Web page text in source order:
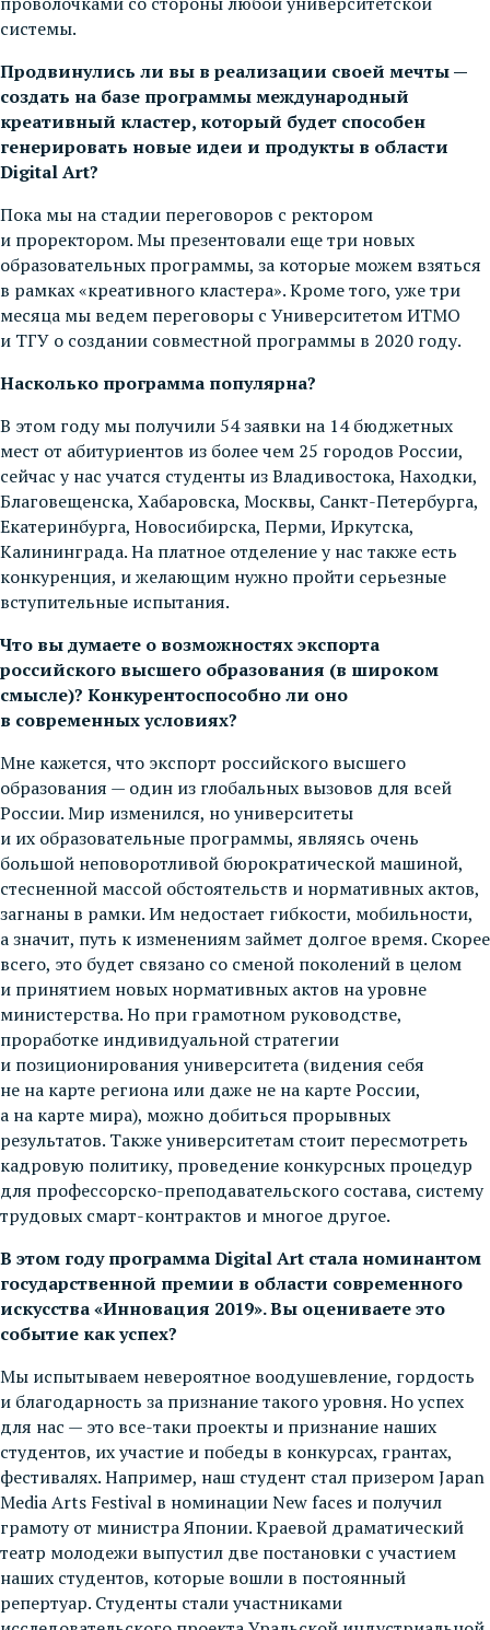
системы.
Продвинулись ли вы в реализации своей мечты —
создать на базе программы международный
креативный кластер, который будет способен
генерировать новые идеи и продукты в области
Digital Art?
Пока мы на стадии переговоров с ректором
и проректором. Мы презентовали еще три новых
образовательных программы, за которые можем взяться
в рамках «креативного кластера». Кроме того, уже три
месяца мы ведем переговоры с Университетом ИТМО
и ТГУ о создании совместной программы в 2020 году.
Насколько программа популярна?
В этом году мы получили 54 заявки на 14 бюджетных
мест от абитуриентов из более чем 25 городов России,
сейчас у нас учатся студенты из Владивостока, Находки,
Благовещенска, Хабаровска, Москвы, Санкт-Петербурга,
Екатеринбурга, Новосибирска, Перми, Иркутска,
Калининграда. На платное отделение у нас также есть
конкуренция, и желающим нужно пройти серьезные
вступительные испытания.
Что вы думаете о возможностях экспорта
российского высшего образования (в широком
смысле)? Конкурентоспособно ли оно
в современных условиях?
Мне кажется, что экспорт российского высшего
образования — один из глобальных вызовов для всей
России. Мир изменился, но университеты
и их образовательные программы, являясь очень
большой неповоротливой бюрократической машиной,
стесненной массой обстоятельств и нормативных актов,
загнаны в рамки. Им недостает гибкости, мобильности,
а значит, путь к изменениям займет долгое время. Скорее
всего, это будет связано со сменой поколений в целом
и принятием новых нормативных актов на уровне
министерства. Но при грамотном руководстве,
проработке индивидуальной стратегии
и позиционирования университета (видения себя
не на карте региона или даже не на карте России,
а на карте мира), можно добиться прорывных
результатов. Также университетам стоит пересмотреть
кадровую политику, проведение конкурсных процедур
для профессорско-преподавательского состава, систему
трудовых смарт-контрактов и многое другое.
В этом году программа Digital Art стала номинантом
государственной премии в области современного
искусства «Инновация 2019». Вы оцениваете это
событие как успех?
Мы испытываем невероятное воодушевление, гордость
и благодарность за признание такого уровня. Но успех
для нас — это все-таки проекты и признание наших
студентов, их участие и победы в конкурсах, грантах,
фестивалях. Например, наш студент стал призером Japan
Media Arts Festival в номинации New faces и получил
грамоту от министра Японии. Краевой драматический
театр молодежи выпустил две постановки с участием
наших студентов, которые вошли в постоянный
репертуар. Студенты стали участниками